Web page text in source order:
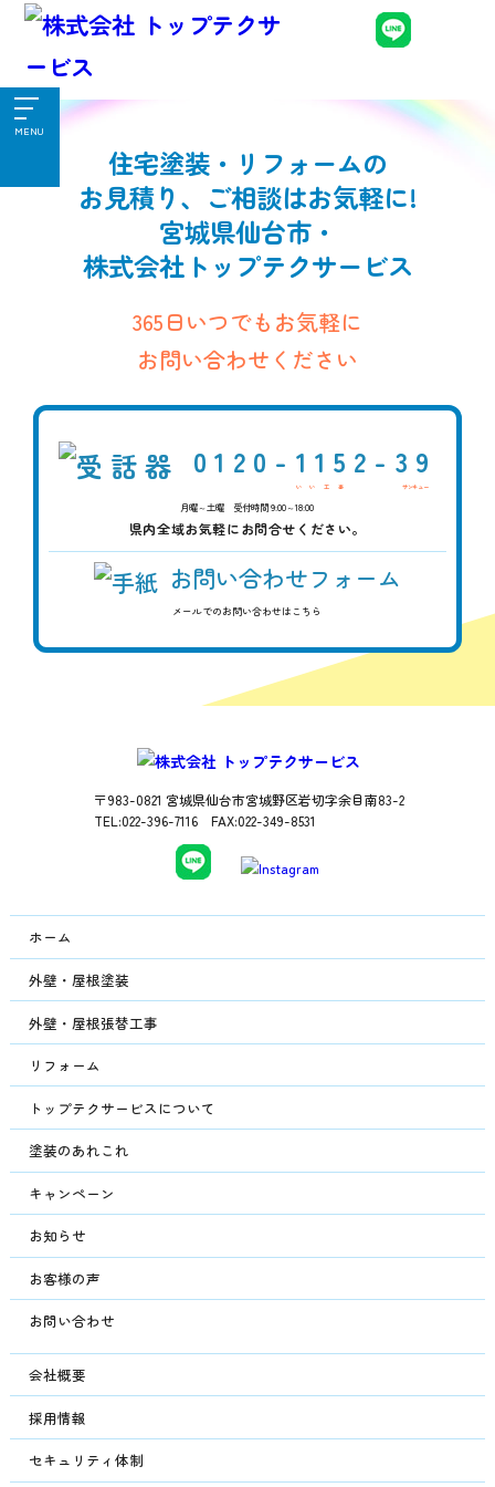
MENU
住宅塗装・リフォームの
お見積り、ご相談はお気軽に!
宮城県仙台市・
株式会社トップテクサービス
365日いつでもお気軽に
お問い合わせください
0120- 1152- 39
月曜～土曜 受付時間 9:00～18:00
県内全域お気軽にお問合せください。
お問い合わせフォーム
メールでのお問い合わせはこちら
〒983-0821 宮城県仙台市宮城野区岩切字余目南83-2
TEL:022-396-7116 FAX:022-349-8531
ホーム
外壁・屋根塗装
外壁・屋根張替工事
リフォーム
トップテクサービスについて
塗装のあれこれ
キャンペーン
お知らせ
お客様の声
お問い合わせ
会社概要
採用情報
セキュリティ体制